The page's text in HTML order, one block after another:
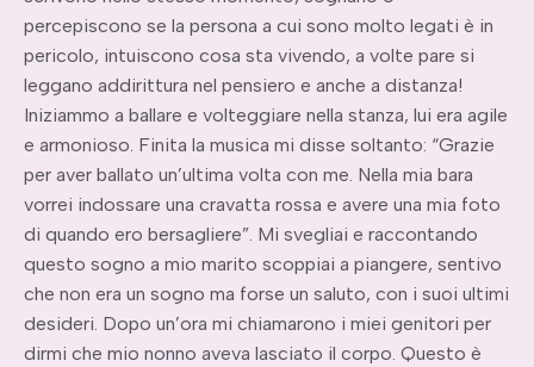
percepiscono se la persona a cui sono molto legati è in
pericolo, intuiscono cosa sta vivendo, a volte pare si
leggano addirittura nel pensiero e anche a distanza!
Iniziammo a ballare e volteggiare nella stanza, lui era agile
e armonioso. Finita la musica mi disse soltanto: “Grazie
per aver ballato un’ultima volta con me. Nella mia bara
vorrei indossare una cravatta rossa e avere una mia foto
di quando ero bersagliere”. Mi svegliai e raccontando
questo sogno a mio marito scoppiai a piangere, sentivo
che non era un sogno ma forse un saluto, con i suoi ultimi
desideri. Dopo un’ora mi chiamarono i miei genitori per
dirmi che mio nonno aveva lasciato il corpo. Questo è